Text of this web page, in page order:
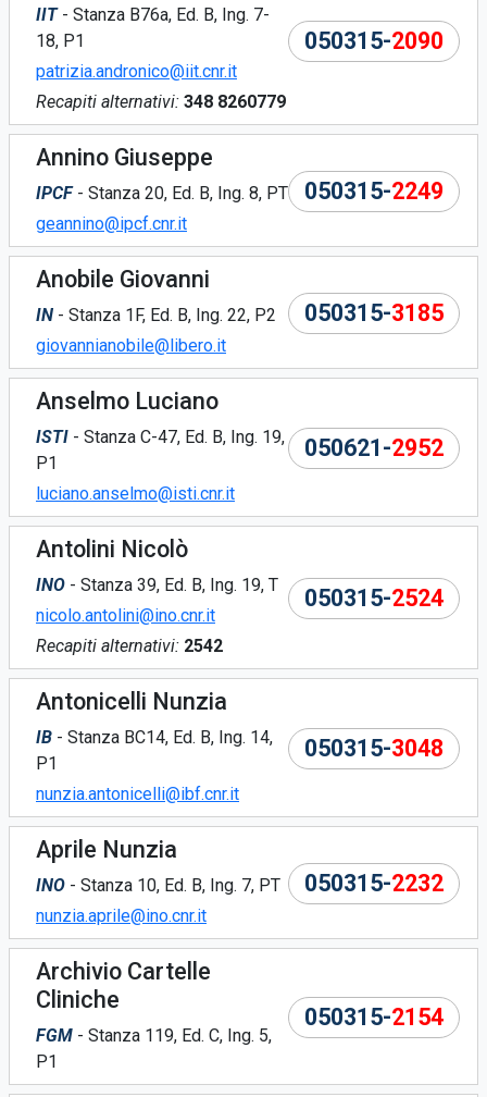
IIT- Stanza B76a, Ed. B, Ing. 7-
18, P1
patrizia.andronico@iit.cnr.it
Recapiti alternativi: 348 8260779
050315-2090
Annino Giuseppe
IPCF- Stanza 20, Ed. B, Ing. 8, PT
geannino@ipcf.cnr.it
050315-2249
Anobile Giovanni
IN - Stanza 1F, Ed. B, Ing. 22, P2
giovannianobile@libero.it
050315-3185
Anselmo Luciano
ISTI - Stanza C-47, Ed. B, Ing. 19,
P1
luciano.anselmo@isti.cnr.it
050621-2952
Antolini Nicolò
INO - Stanza 39, Ed. B, Ing. 19, T
nicolo.antolini@ino.cnr.it
Recapiti alternativi: 2542
050315-2524
Antonicelli Nunzia
IB - Stanza BC14, Ed. B, Ing. 14,
P1
nunzia.antonicelli@ibf.cnr.it
050315-3048
Aprile Nunzia
INO - Stanza 10, Ed. B, Ing. 7, PT
nunzia.aprile@ino.cnr.it
050315-2232
Archivio Cartelle
Cliniche
FGM - Stanza 119, Ed. C, Ing. 5,
P1
050315-2154